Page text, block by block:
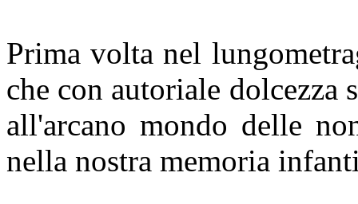
Prima volta nel
che con autoriale dolcezza
all'arcano mondo delle
nella nostra memoria